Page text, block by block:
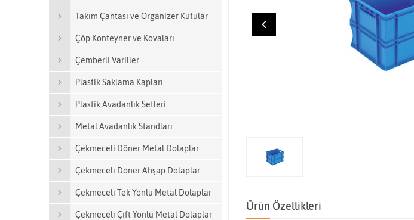
Ürün Özellikleri
Takım Çantası ve Organizer Kutular
Çöp Konteyner ve Kovaları
Çemberli Variller
Plastik Saklama Kapları
Plastik Avadanlık Setleri
Metal Avadanlık Standları
Çekmeceli Döner Metal Dolaplar
Çekmeceli Döner Ahşap Dolaplar
Çekmeceli Tek Yönlü Metal Dolaplar
Çekmeceli Çift Yönlü Metal Dolaplar